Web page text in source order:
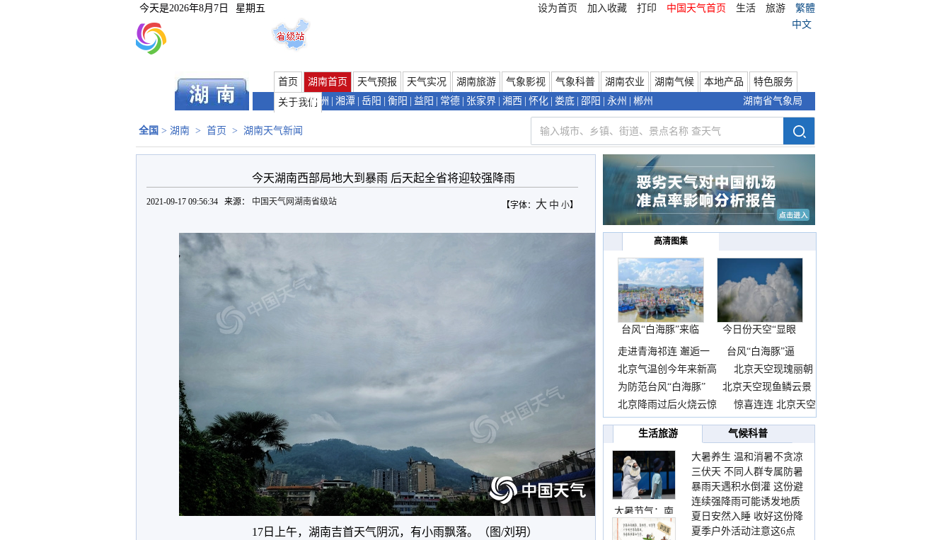
今天是2026年8月7日 星期五 设为首页 加入收藏 打印 中国天气首页 生活 旅游
繁體
中文
首页 湖南首页 天气预报 天气实况 湖南旅游 气象影视 气象科普 湖南农业 湖南气候 本地产品
特色服务
关于我们
长沙 | 株洲 湘潭 岳阳 衡阳 益阳 常德 张家界 湘西 怀化 娄底 邵阳 永州 郴州 湖南省气象局
全国 > 湖南 > 首页 > 湖南天气新闻
今天湖南西部局地大到暴雨 后天起全省将迎较强降雨
【字体： 大 中 小】
2021-09-17 09:56:34 来源： 中国天气网湖南省级站
17日上午，湖南吉首天气阴沉，有小雨飘落。（图/刘玥）
高清图集
台风“白海豚”来临
前
今日份天空“显眼
包”
走进青海祁连 邂逅一
台风“白海豚”逼
近
北京气温创今年来新高
北京天空现瑰丽朝
霞
为防范台风“白海豚”
北京天空现鱼鳞云景
观
北京降雨过后火烧云惊
惊喜连连 北京天空
现
生活旅游
气候科普
大暑节气：南
大暑养生 温和消暑不贪凉
三伏天 不同人群专属防暑
要点请收好
暴雨天遇积水倒灌 这份避
险提示请收好
连续强降雨可能诱发地质
灾害 这些前兆要知道
夏日安然入睡 收好这份降
温小贴士
夏季户外活动注意这6点